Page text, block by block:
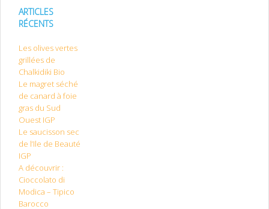
ARTICLES
RÉCENTS
Les olives vertes
grillées de
Chalkidiki Bio
Le magret séché
de canard à foie
gras du Sud
Ouest IGP
Le saucisson sec
de l’Ile de Beauté
IGP
A découvrir :
Cioccolato di
Modica – Tipico
Barocco